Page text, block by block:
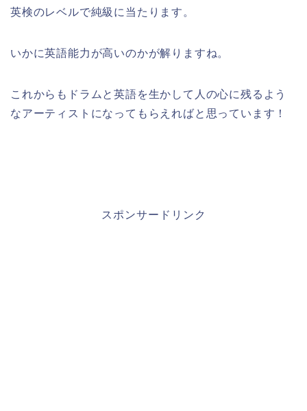
英検のレベルで純級に当たります。
いかに英語能力が高いのかが解りますね。
これからもドラムと英語を生かして人の心に残るよう
なアーティストになってもらえればと思っています！
スポンサードリンク